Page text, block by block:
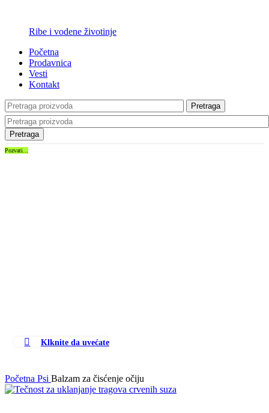
Ribe i vodene životinje
Početna
Prodavnica
Vesti
Kontakt
Pretraga
Pretraga
Pozvati...
Klknite da uvećate
Početna Psi Balzam za čisćenje očiju